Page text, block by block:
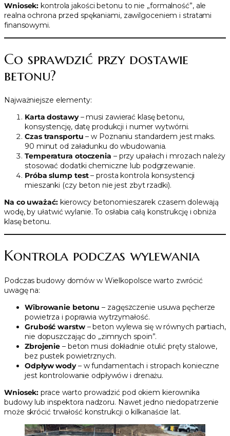
Wniosek: kontrola jakości betonu to nie „formalność”, ale
realna ochrona przed spękaniami, zawilgoceniem i stratami
finansowymi.
Co sprawdzić przy dostawie
betonu?
Najważniejsze elementy:
Karta dostawy– musi zawierać klasę betonu,
konsystencję, datę produkcji i numer wytwórni.
Czas transportu – w Poznaniu standardem jest maks.
90 minut od załadunku do wbudowania.
Temperatura otoczenia – przy upałach i mrozach należy
stosować dodatki chemiczne lub podgrzewanie.
Próba slump test– prosta kontrola konsystencji
mieszanki (czy beton nie jest zbyt rzadki).
Na co uważać:kierowcy betonomieszarek czasem dolewają
wodę, by ułatwić wylanie. To osłabia całą konstrukcję i obniża
klasę betonu.
Kontrola podczas wylewania
Podczas budowy domów w Wielkopolsce warto zwrócić
uwagę na:
Wibrowanie betonu – zagęszczenie usuwa pęcherze
powietrza i poprawia wytrzymałość.
Grubość warstw– beton wylewa się w równych partiach,
nie dopuszczając do „zimnych spoin”.
Zbrojenie – beton musi dokładnie otulić pręty stalowe,
bez pustek powietrznych.
Odpływ wody– w fundamentach i stropach konieczne
jest kontrolowanie odpływów i drenażu.
Wniosek: prace warto prowadzić pod okiem kierownika
budowy lub inspektora nadzoru. Nawet jedno niedopatrzenie
może skrócić trwałość konstrukcji o kilkanaście lat.